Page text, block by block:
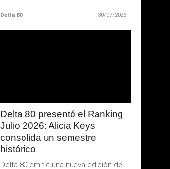
Delta 80 30/07/2026
Delta 80 presentó el Ranking
Julio 2026: Alicia Keys
consolida un semestre
histórico
Delta 80 emitió una nueva edición del